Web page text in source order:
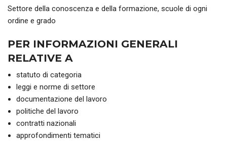
Settore della conoscenza e della formazione, scuole di ogni
ordine e grado
PER INFORMAZIONI GENERALI
RELATIVE A
statuto di categoria
leggi e norme di settore
documentazione del lavoro
politiche del lavoro
contratti nazionali
approfondimenti tematici